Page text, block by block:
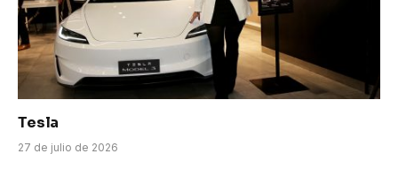
Tesla
27 de julio de 2026